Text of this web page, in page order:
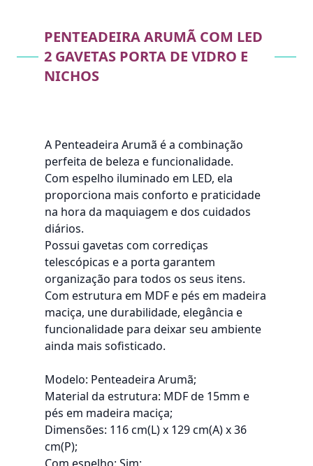
PENTEADEIRA ARUMÃ COM LED
2 GAVETAS PORTA DE VIDRO E
NICHOS
A Penteadeira Arumã é a combinação
perfeita de beleza e funcionalidade.
Com espelho iluminado em LED, ela
proporciona mais conforto e praticidade
na hora da maquiagem e dos cuidados
diários.
Possui gavetas com corrediças
telescópicas e a porta garantem
organização para todos os seus itens.
Com estrutura em MDF e pés em madeira
maciça, une durabilidade, elegância e
funcionalidade para deixar seu ambiente
ainda mais sofisticado.
Modelo: Penteadeira Arumã;
Material da estrutura: MDF de 15mm e
pés em madeira maciça;
Dimensões: 116 cm(L) x 129 cm(A) x 36
cm(P);